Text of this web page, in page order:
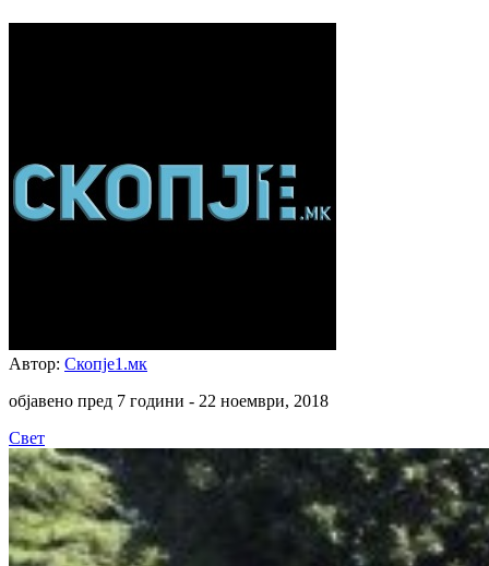
Автор: Скопје1.мк
објавено пред 7 години - 22 ноември, 2018
Свет